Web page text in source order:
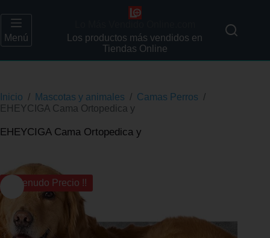
Menú
Los productos más vendidos en
Tiendas Online
Inicio / Mascotas y animales / Camas Perros /
EHEYCIGA Cama Ortopedica y
EHEYCIGA Cama Ortopedica y
¡¡ Menudo Precio !!